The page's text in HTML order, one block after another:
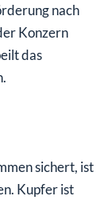
nach
Konzern
das
sichert, ist
Kupfer ist